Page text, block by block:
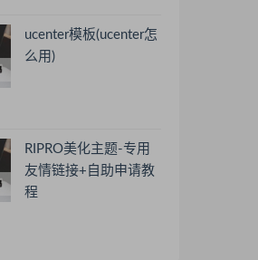
ucenter模板(ucenter怎
么用)
RIPRO美化主题-专用
友情链接+自助申请教
程